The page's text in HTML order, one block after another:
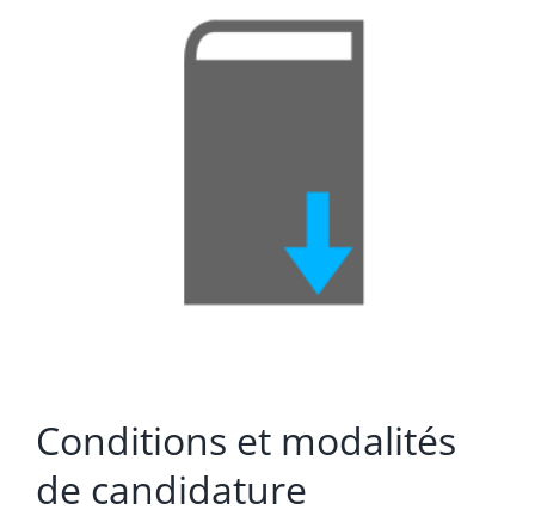
Conditions et modalités
de candidature